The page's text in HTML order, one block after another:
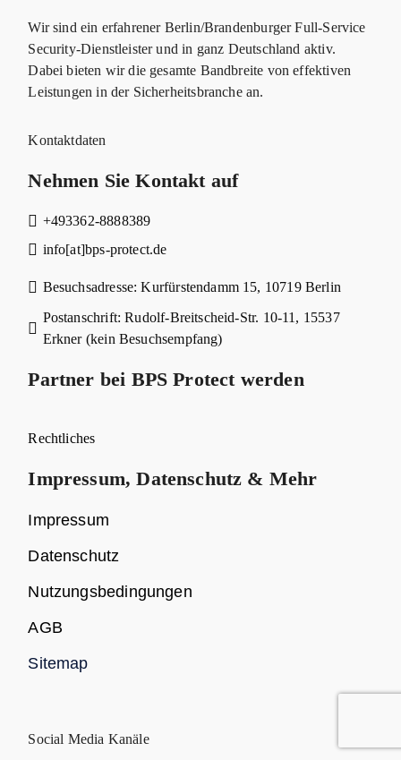
Wir sind ein erfahrener Berlin/Brandenburger Full-Service
Security-Dienstleister und in ganz Deutschland aktiv.
Dabei bieten wir die gesamte Bandbreite von effektiven
Leistungen in der Sicherheitsbranche an.
Kontaktdaten
Nehmen Sie Kontakt auf
+493362-8888389
info[at]bps-protect.de
Besuchsadresse: Kurfürstendamm 15, 10719 Berlin
Postanschrift: Rudolf-Breitscheid-Str. 10-11, 15537
Erkner (kein Besuchsempfang)
Partner bei BPS Protect werden
Rechtliches
Impressum, Datenschutz & Mehr
Impressum
Datenschutz
Nutzungsbedingungen
AGB
Sitemap
Social Media Kanäle